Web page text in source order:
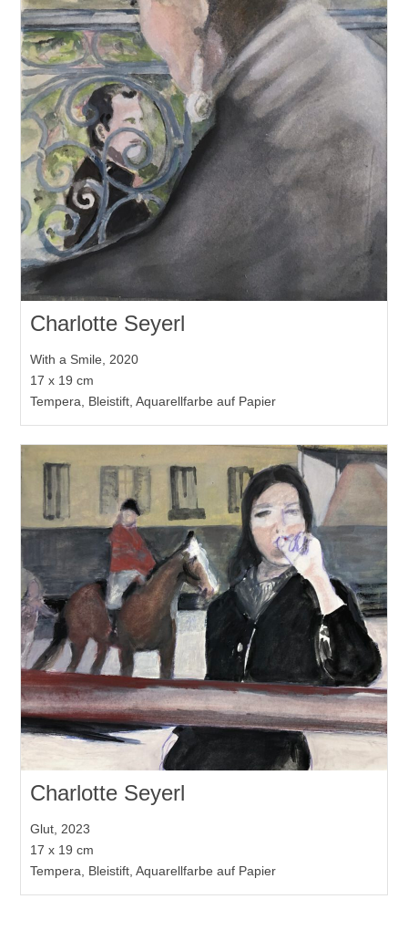
Charlotte Seyerl
With a Smile, 2020
17 x 19 cm
Tempera, Bleistift, Aquarellfarbe auf Papier
Charlotte Seyerl
Glut, 2023
17 x 19 cm
Tempera, Bleistift, Aquarellfarbe auf Papier